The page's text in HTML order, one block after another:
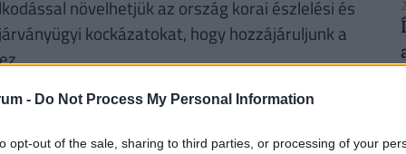
- Do Not Process My Personal Information
opt-out of the sale, sharing to third parties, or processing of your
növelhetjük az ország korai észlelési és
kockázatokat, hogy hozzájáruljunk a
hazánk egy esetleges új globális
a gazdasági rendszer?